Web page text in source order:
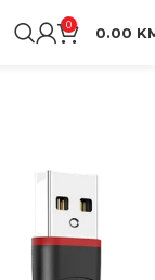
0 0.00